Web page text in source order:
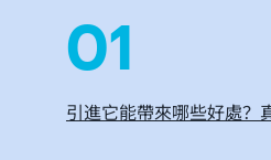
01
引進它能帶來哪些好處？